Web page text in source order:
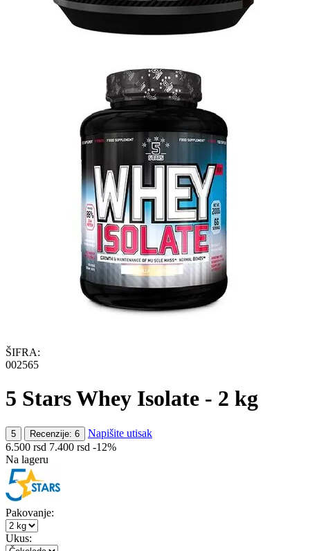
ŠIFRA:
002565
5 Stars Whey Isolate - 2 kg
5 Recenzije: 6
Napišite utisak
6.500 rsd 7.400 rsd -12%
Na lageru
Pakovanje:
Ukus: